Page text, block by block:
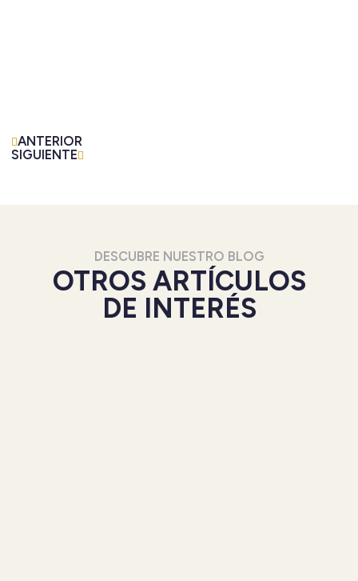
Ant
ANTERIOR
SIGUIENTE
DESCUBRE NUESTRO BLOG
OTROS ARTÍCULOS
DE INTERÉS